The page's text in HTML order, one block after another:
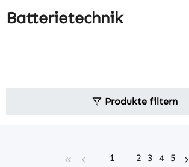
Batterietechnik
Produkte filtern
Seite
1 Seite
2 Seite
3 Seite
4 Seite
5